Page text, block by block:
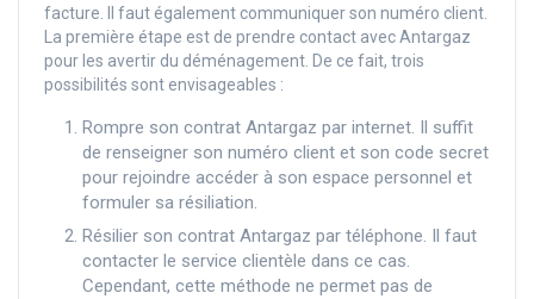
facture. Il faut également communiquer son numéro client.
La première étape est de prendre contact avec Antargaz
pour les avertir du déménagement. De ce fait, trois
possibilités sont envisageables :
Rompre son contrat Antargaz par internet. Il suffit
de renseigner son numéro client et son code secret
pour rejoindre accéder à son espace personnel et
formuler sa résiliation.
Résilier son contrat Antargaz par téléphone. Il faut
contacter le service clientèle dans ce cas.
Cependant, cette méthode ne permet pas de